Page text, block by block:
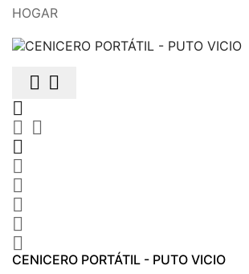
HOGAR











CENICERO PORTÁTIL - PUTO VICIO